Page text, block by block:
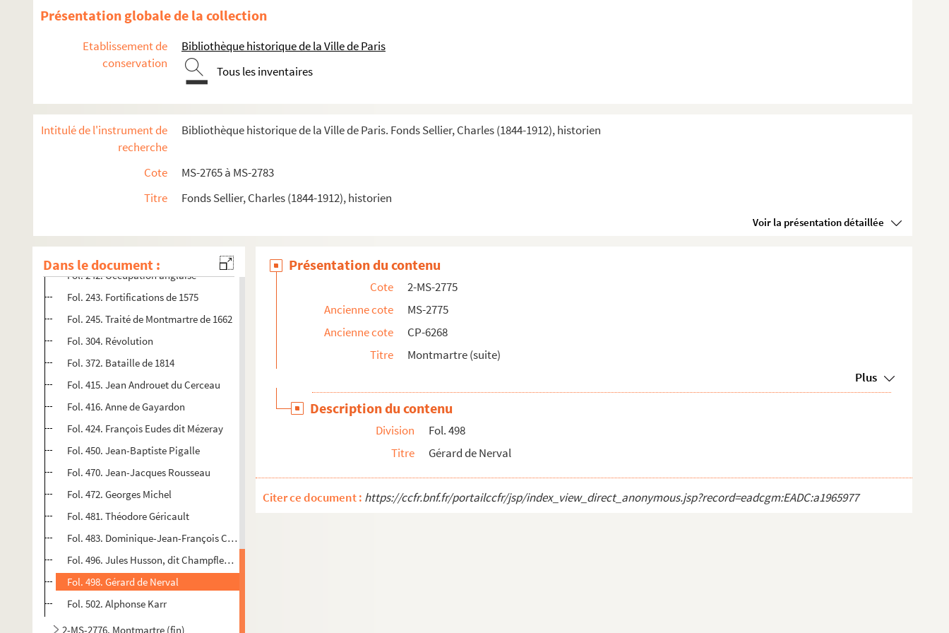
Présentation globale de la collection
Etablissement de
conservation
Bibliothèque historique de la Ville de Paris
Tous les inventaires
Intitulé de l'instrument de
recherche
Bibliothèque historique de la Ville de Paris. Fonds Sellier, Charles (1844-1912), historien
Cote
MS-2765 à MS-2783
Titre
Fonds Sellier, Charles (1844-1912), historien
Voir la présentation détaillée
Dans le document :
Fol. 90. Cabarets et bals
Fol. 202. Mire du Nord
Fol. 218. Observatoires de Flécheux et Gruby
Fol. 237. Conjuration contre Étienne Marcel
Fol. 242. Occupation anglaise
Fol. 243. Fortifications de 1575
Fol. 245. Traité de Montmartre de 1662
Fol. 304. Révolution
Fol. 372. Bataille de 1814
Fol. 415. Jean Androuet du Cerceau
Fol. 416. Anne de Gayardon
Fol. 424. François Eudes dit Mézeray
Fol. 450. Jean-Baptiste Pigalle
Fol. 470. Jean-Jacques Rousseau
Fol. 472. Georges Michel
Fol. 481. Théodore Géricault
Fol. 483. Dominique-Jean-François Chéronnet
Fol. 496. Jules Husson, dit Champfleury
Fol. 498. Gérard de Nerval
Fol. 502. Alphonse Karr
2-MS-2776. Montmartre (fin)
Présentation du contenu
Cote
2-MS-2775
Ancienne cote
MS-2775
Ancienne cote
CP-6268
Titre
Montmartre (suite)
Plus
Description du contenu
Division
Fol. 498
Titre
Gérard de Nerval
Citer ce document : https://ccfr.bnf.fr/portailccfr/jsp/index_view_direct_anonymous.jsp?record=eadcgm:EADC:a1965977